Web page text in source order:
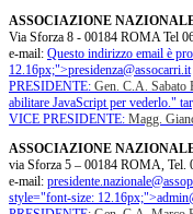
ASSOCIAZIONE
Via Sforza 8 - 00184 ROMA Tel
e-mail: Questo indirizzo email è
12.16px;">presidenza@assocarri.it
PRESIDENTE: Gen. C.A. Sabato
abilitare JavaScript per vederlo."
VICE PRESIDENTE: Magg.
ASSOCIAZIONE
via Sforza 5 – 00184 ROMA, Tel.
e-mail:
style="font-size: 12.16px;">